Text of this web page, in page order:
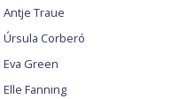
Antje Traue
Úrsula Corberó
Eva Green
Elle Fanning